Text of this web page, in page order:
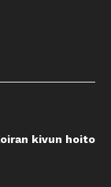
kivun hoito